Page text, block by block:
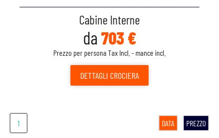
Cabine Interne
da 703 €
Prezzo per persona Tax Incl. - mance incl.
DETTAGLI CROCIERA
1 DATA PREZZO